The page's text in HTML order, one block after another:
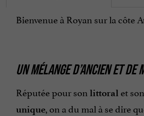
Bienvenue à Royan sur la côte
UN MÉLANGE D’ANCIEN ET DE
Réputée pour son littoral et son
unique, on a du mal à se dire